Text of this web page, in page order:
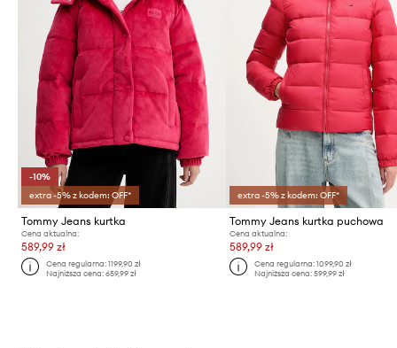
-10%
extra -5% z kodem: OFF*
Tommy Jeans kurtka
Cena aktualna:
589,99 zł
Cena regularna:1199,90 zł
Najniższa cena:659,99 zł
extra -5% z kodem: OFF*
Tommy Jeans kurtka puchowa
Cena aktualna:
589,99 zł
Cena regularna: 1099,90 zł
Najniższa cena: 599,99 zł